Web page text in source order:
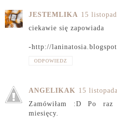
JESTEMLIKA 15
ciekawie się zapowiada
-http://
ODPOWIEDZ
ANGELIKAK 15
Zamówiłam :D Po
miesięcy.